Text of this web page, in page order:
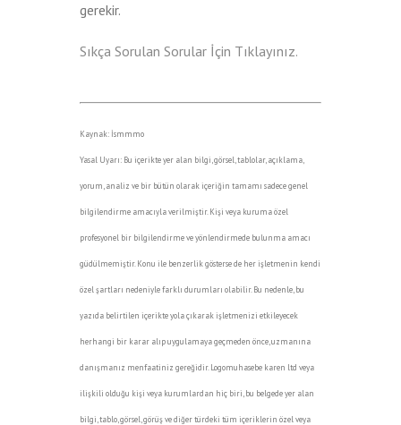
gerekir.
Sıkça Sorulan Sorular İçin Tıklayınız.
Kaynak: İsmmmo
Yasal Uyarı: Bu içerikte yer alan bilgi, görsel, tablolar, açıklama,
yorum, analiz ve bir bütün olarak içeriğin tamamı sadece genel
bilgilendirme amacıyla verilmiştir. Kişi veya kuruma özel
profesyonel bir bilgilendirme ve yönlendirmede bulunma amacı
güdülmemiştir. Konu ile benzerlik gösterse de her işletmenin kendi
özel şartları nedeniyle farklı durumları olabilir. Bu nedenle, bu
yazıda belirtilen içerikte yola çıkarak işletmenizi etkileyecek
herhangi bir karar alıp uygulamaya geçmeden önce, uzmanına
danışmanız menfaatiniz gereğidir. Logomuhasebe karen ltd veya
ilişkili olduğu kişi veya kurumlardan hiç biri, bu belgede yer alan
bilgi, tablo, görsel, görüş ve diğer türdeki tüm içeriklerin özel veya